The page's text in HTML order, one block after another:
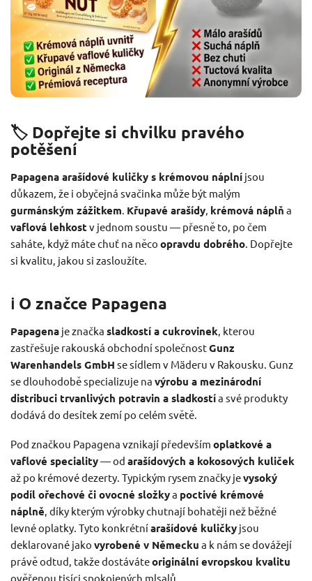
🏷️ Dopřejte si chvilku pravého
potěšení
Papagena arašídové kuličky s krémovou náplní jsou
důkazem, že i obyčejná svačinka může být malým
gurmánským zážitkem. Křupavé arašídy, krémová náplň a
vaflová lehkost v jednom soustu — přesně to, po čem
saháte, když máte chuť na něco opravdu dobrého. Dopřejte
si kvalitu, jakou si zasloužíte.
ℹ️ O značce Papagena
Papagena je značka sladkostí a cukrovinek, kterou
zastřešuje rakouská obchodní společnostGunz
Warenhandels GmbH se sídlem v Mäderu v Rakousku. Gunz
se dlouhodobě specializuje na výrobu a mezinárodní
distribuci trvanlivých potravin a sladkostía své produkty
dodává do desítek zemí po celém světě.
Pod značkou Papagena vznikají především oplatkové a
vaflové speciality— od arašídových a kokosových kuliček
až po krémové dezerty. Typickým rysem značky jevysoký
podíl ořechové či ovocné složkya poctivé krémové
náplně, díky kterým výrobky chutnají bohatěji než běžné
levné oplatky. Tyto konkrétníarašídové kuličky jsou
deklarované jako vyrobené v Německu a k nám se dovážejí
právě odtud, takže dostáváteoriginální evropskou kvalitu
ověřenou tisíci spokojených mlsalů.